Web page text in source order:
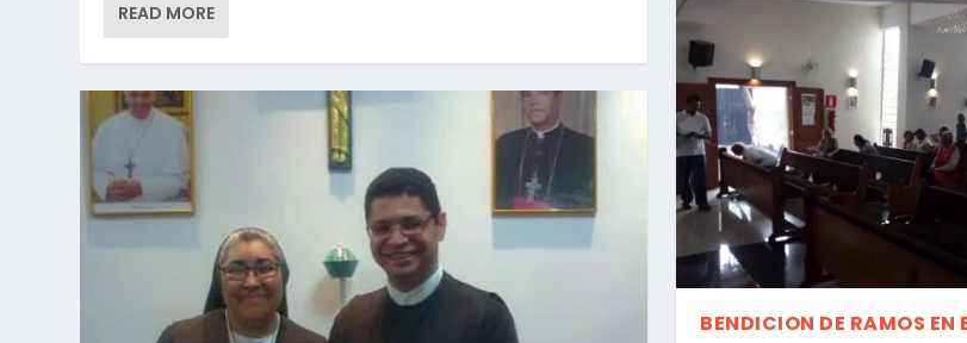
READ MORE
BENDICION DE RAMOS EN